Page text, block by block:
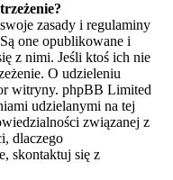
zasady i regulaminy
one opublikowane i
z nimi. Jeśli ktoś ich nie
O udzieleniu
witryny. phpBB Limited
udzielanymi na tej
związanej z
dlaczego
skontaktuj się z